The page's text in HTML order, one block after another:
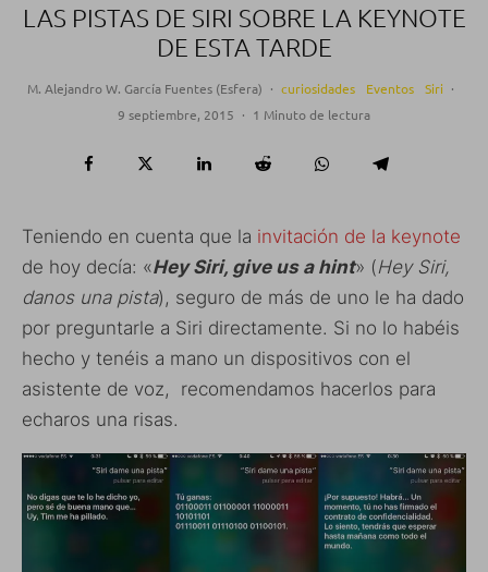
LAS PISTAS DE SIRI SOBRE LA KEYNOTE
DE ESTA TARDE
M. Alejandro W. García Fuentes (Esfera) · curiosidades Eventos Siri ·
9 septiembre, 2015 · 1 Minuto de lectura
Teniendo en cuenta que la invitación de la keynote
de hoy decía: «Hey Siri, give us a hint» (Hey Siri,
danos una pista), seguro de más de uno le ha dado
por preguntarle a Siri directamente. Si no lo habéis
hecho y tenéis a mano un dispositivos con el
asistente de voz, recomendamos hacerlos para
echaros una risas.